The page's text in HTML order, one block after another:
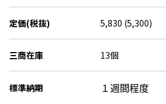
定価(税抜) 5,830 (5,300)
三商在庫 13個
標準納期 １週間程度